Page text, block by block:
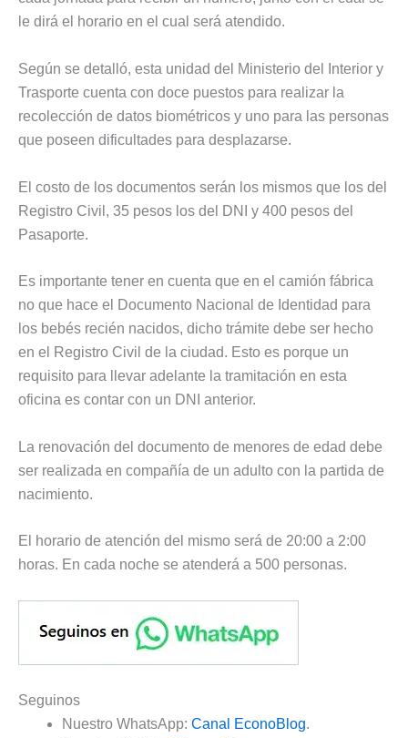
le dirá el horario en el cual será atendido.
Según se detalló, esta unidad del Ministerio del Interior y
Trasporte cuenta con doce puestos para realizar la
recolección de datos biométricos y uno para las personas
que poseen dificultades para desplazarse.
El costo de los documentos serán los mismos que los del
Registro Civil, 35 pesos los del DNI y 400 pesos del
Pasaporte.
Es importante tener en cuenta que en el camión fábrica
no que hace el Documento Nacional de Identidad para
los bebés recién nacidos, dicho trámite debe ser hecho
en el Registro Civil de la ciudad. Esto es porque un
requisito para llevar adelante la tramitación en esta
oficina es contar con un DNI anterior.
La renovación del documento de menores de edad debe
ser realizada en compañía de un adulto con la partida de
nacimiento.
El horario de atención del mismo será de 20:00 a 2:00
horas. En cada noche se atenderá a 500 personas.
Seguinos
Nuestro WhatsApp: Canal EconoBlog.